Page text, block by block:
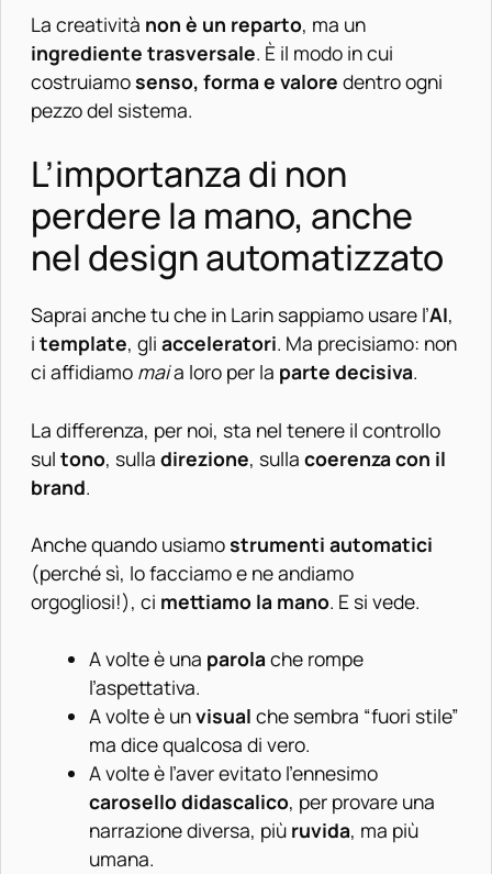
La creatività non è un reparto, ma un
ingrediente trasversale. È il modo in cui
costruiamosenso, forma e valore dentro ogni
pezzo del sistema.
L’importanza di non
perdere la mano, anche
nel design automatizzato
Saprai anche tu che in Larin sappiamo usare l’AI,
i template, gli acceleratori. Ma precisiamo: non
ci affidiamo maia loro per la parte decisiva.
La differenza, per noi, sta nel tenere il controllo
sul tono, sulla direzione, sulla coerenza con il
brand.
Anche quando usiamostrumenti automatici
(perché sì, lo facciamo e ne andiamo
orgogliosi!), ci mettiamo la mano. E si vede.
A volte è una parola che rompe
l’aspettativa.
A volte è unvisual che sembra “fuori stile”
ma dice qualcosa di vero.
A volte è l’aver evitato l’ennesimo
carosello didascalico, per provare una
narrazione diversa, più ruvida, ma più
umana.